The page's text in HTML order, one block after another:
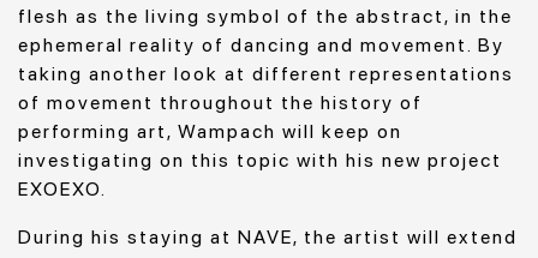
flesh as the living symbol of the abstract, in the
ephemeral reality of dancing and movement. By
taking another look at different representations
of movement throughout the history of
performing art, Wampach will keep on
investigating on this topic with his new project
EXOEXO.
During his staying at NAVE, the artist will extend